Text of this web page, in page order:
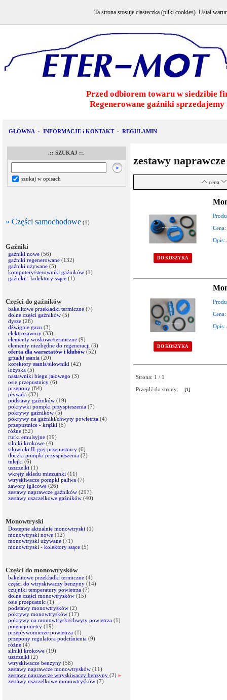
Przed odbiorem towaru w siedzibie
Regenerowane gaźniki
GŁÓWNA · INFORMACJE i KONTAKT · REGULAMIN
.:: SZUKAJ ::.
szukaj w opisach
» Części samochodowe (1)
Gaźniki
gaźniki nowe (56)
gaźniki regenerowane (132)
gaźniki używane (5)
komputery/sterowniki gaźników (1)
gaźniki - kolektory ssące (1)
Części do gaźników
bakelitowe przekładki termiczne (7)
dolne części gaźników (5)
dysze (26)
dźwignie gazu (3)
elektrozawory (33)
elementy woskowe/termiczne (9)
elementy niezbędne do regeneracji (3)
oferta dla warsztatów i klubów (52)
grzałki ssania (20)
korektory ssania/siłowniki (42)
łożyska (5)
nastawniki biegu jałowego (3)
osie przepustnicy (6)
przepony (84)
pływaki (32)
podstawy gaźników (19)
pokrywki pompki przyspieszenia (7)
pokrywy gaźników (5)
pokrywy na gaźniki/chwyty powietrza (4)
przepustnice - krążki (5)
różne (52)
rurki emulsyjne (19)
silniki krokowe (4)
siłowniki II-giej przepustnicy (6)
tłoczki pompki przyspieszenia (2)
tulejki (6)
uszczelki (1)
wkręty składu mieszanki (11)
wtryskiwacze pompki paliwa (7)
zawory iglicowe (26)
zestawy naprawcze gaźników (297)
zestawy uszczelkowe gaźników (40)
Monowtryski
Dostępne aktualnie monowtryski (1)
monowtryski nowe (12)
monowtryski używane (71)
monowtryski - kolektory ssące (5)
Części do monowtrysków
bakelitowe przekładki termiczne (4)
części do wtryskiwaczy benzyny (14)
czujniki temperatury powietrza (7)
dolne części monowtrysków (15)
osie przepustnic (1)
podstawy monowtrysków (2)
pokrywy monowtrysków (17)
pokrywy na monowtryski/chwyty powietrza (1)
potencjometry (19)
przepływomierze powietrza (1)
przepony regulatora podciśnienia (9)
różne (4)
silniki krokowe (19)
uszczelki (2)
wtryskiwacze benzyny (58)
zestawy naprawcze monowtrysków (11)
zestawy naprawcze wtryskiwaczy benzyny (2) »
zestawy uszczelkowe monowtrysków (7)
zestawy
cena
DO KOSZYKA
Cena:
Opis:
DO KOSZYKA
Cena:
Opis:
Strona: 1 / 1
Przejdź do strony:
[1]
Ta strona stosuje ciasteczka (pliki cookies). Ustal